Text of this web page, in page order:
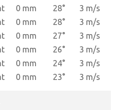
0 mm 28°
3 m/s
0 mm 28°
3 m/s
0 mm 27°
3 m/s
0 mm 26°
3 m/s
0 mm 24°
3 m/s
0 mm 23° 3 m/s